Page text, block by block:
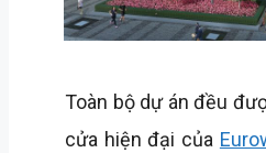
Toàn bộ dự án đều
cửa hiện đại của